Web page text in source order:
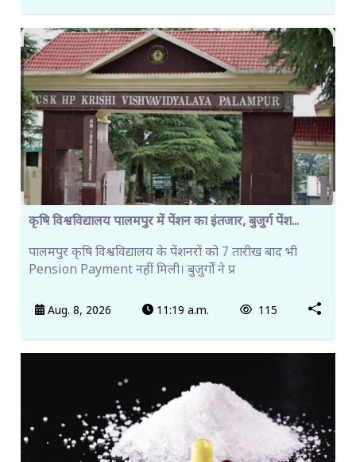
कृषि विश्वविद्यालय पालमपुर में पेंशन का इंतजार, बुजुर्ग पेंश...
पालमपुर कृषि विश्वविद्यालय के पेंशनरों को 7 तारीख बाद भी
Pension Payment नहीं मिली। बुजुर्गों ने प्र
Aug. 8, 2026 11:19 a.m. 115